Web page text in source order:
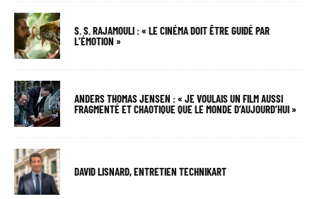
S. S. RAJAMOULI : « LE CINÉMA DOIT ÊTRE GUIDÉ PAR
L’ÉMOTION »
ANDERS THOMAS JENSEN : « JE VOULAIS UN FILM AUSSI
FRAGMENTÉ ET CHAOTIQUE QUE LE MONDE D’AUJOURD’HUI »
DAVID LISNARD, ENTRETIEN TECHNIKART